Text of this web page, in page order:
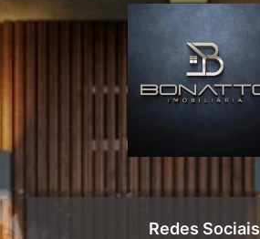
Redes Sociais